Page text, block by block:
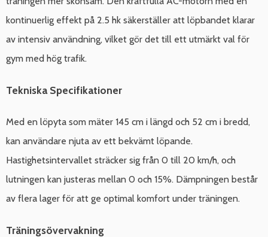
kontinuerlig effekt på 2.5 hk säkerställer att löpbandet klarar
av intensiv användning, vilket gör det till ett utmärkt val för
gym med hög trafik.
Tekniska Specifikationer
Med en löpyta som mäter 145 cm i längd och 52 cm i bredd,
kan användare njuta av ett bekvämt löpande.
Hastighetsintervallet sträcker sig från 0 till 20 km/h, och
lutningen kan justeras mellan 0 och 15%. Dämpningen består
av flera lager för att ge optimal komfort under träningen.
Träningsövervakning